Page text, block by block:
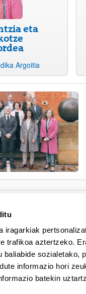
iragarkiak
trafikoa aztertzeko.
baliabide sozialetako,
informazio hori
batekin
eta
Argoitia